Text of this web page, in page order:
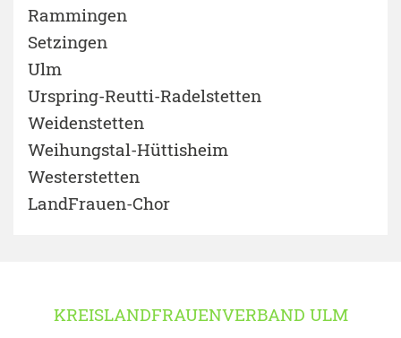
Rammingen
Setzingen
Ulm
Urspring-Reutti-Radelstetten
Weidenstetten
Weihungstal-Hüttisheim
Westerstetten
LandFrauen-Chor
KREISLANDFRAUENVERBAND ULM